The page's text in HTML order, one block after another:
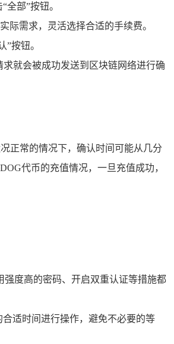
部”按钮。
际需求，灵活选择合适的手续费。
按钮。
就会被成功发送到区块链网络进行确
正常的情况下，确认时间可能从几分
代币的充值情况，一旦充值成功，
度高的密码、开启双重认证等措施都
适时间进行操作，避免不必要的等